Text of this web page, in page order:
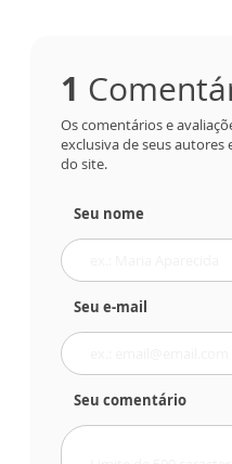
1
Os comentários e
exclusiva de seus
do site.
Seu nome
Seu e-mail
Seu comentário